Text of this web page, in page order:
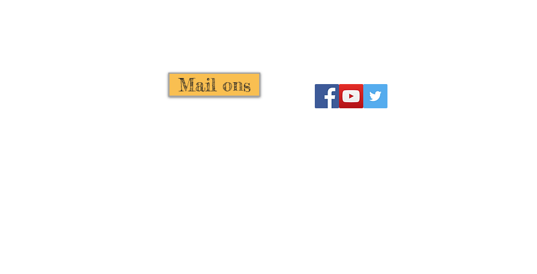
Mail ons